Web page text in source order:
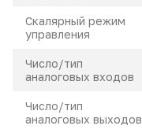
Скалярный режим
управления
Число/тип
аналоговых входов
Число/тип
аналоговых выходов